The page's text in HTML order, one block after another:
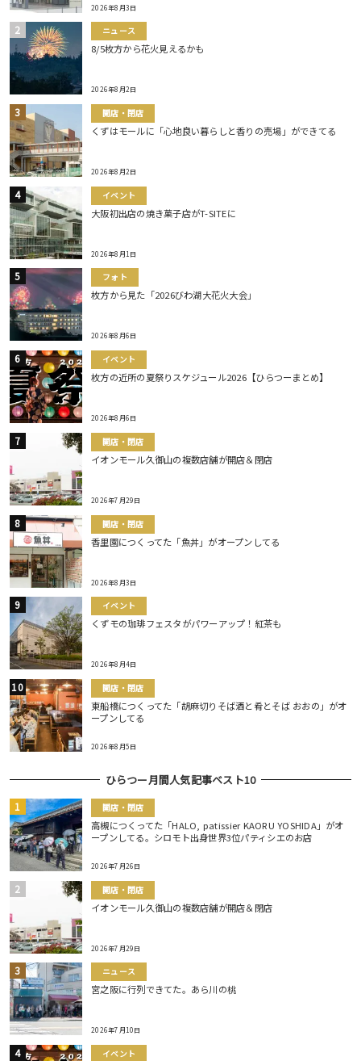
2026年8月3日
ニュース
8/5枚方から花火見えるかも
2026年8月2日
開店・閉店
くずはモールに「心地良い暮らしと香りの売場」ができてる
2026年8月2日
イベント
大阪初出店の焼き菓子店がT-SITEに
2026年8月1日
フォト
枚方から見た「2026びわ湖大花火大会」
2026年8月6日
イベント
枚方の近所の夏祭りスケジュール2026【ひらつーまとめ】
2026年8月6日
開店・閉店
イオンモール久御山の複数店舗が開店＆閉店
2026年7月29日
開店・閉店
香里園につくってた「魚丼」がオープンしてる
2026年8月3日
イベント
くずモの珈琲フェスタがパワーアップ！紅茶も
2026年8月4日
開店・閉店
東船橋につくってた「胡麻切りそば酒と肴とそば おおの」がオ
ープンしてる
2026年8月5日
ひらつー月間人気記事ベスト10
開店・閉店
高槻につくってた「HALO, patissier KAORU YOSHIDA」がオ
ープンしてる。シロモト出身世界3位パティシエのお店
2026年7月26日
開店・閉店
イオンモール久御山の複数店舗が開店＆閉店
2026年7月29日
ニュース
宮之阪に行列できてた。あら川の桃
2026年7月10日
イベント